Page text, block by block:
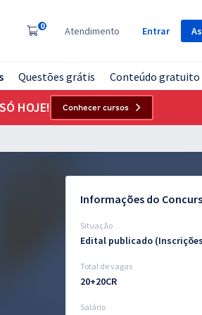
0 Atendimento Entrar
Questões grátis Conteúdo gratuito
HOJE! Conhecer cursos
Informações do
Situação
Edital publicado
Total de vagas
20+20CR
Salário